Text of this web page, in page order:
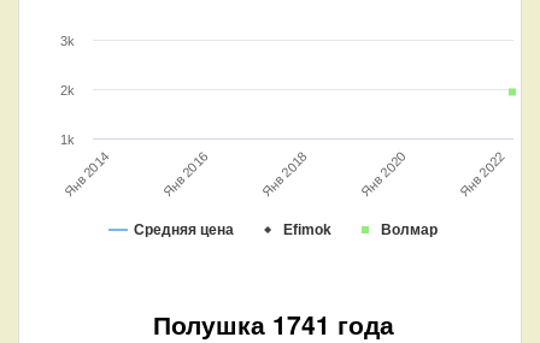
Средняя цена Efimok Волмар
Янв 2014 Янв 2016 Янв 2018 Янв 2020 Янв 2022
1k
2k
3k
Полушка 1741 года